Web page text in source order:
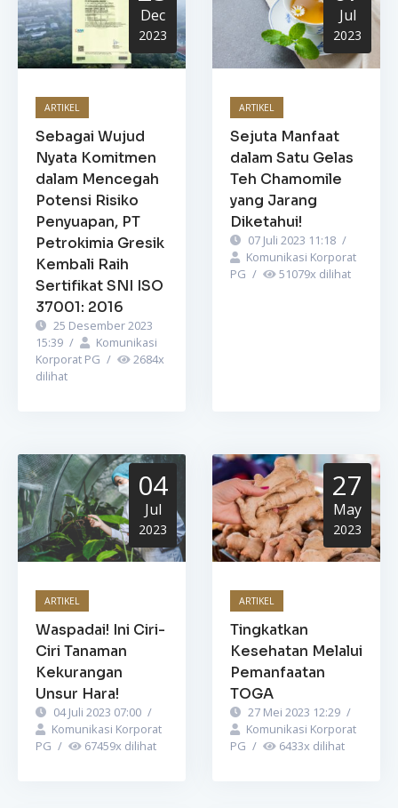
Dec
2023
ARTIKEL
Sebagai Wujud
Nyata Komitmen
dalam Mencegah
Potensi Risiko
Penyuapan, PT
Petrokimia Gresik
Kembali Raih
Sertifikat SNI ISO
37001: 2016
25 Desember 2023
15:39 /
Komunikasi
Korporat PG / 2684x
dilihat
Jul
2023
ARTIKEL
Sejuta Manfaat
dalam Satu Gelas
Teh Chamomile
yang Jarang
Diketahui!
07 Juli 2023 11:18 /
Komunikasi Korporat
PG / 51079x dilihat
04
Jul
2023
ARTIKEL
Waspadai! Ini Ciri-
Ciri Tanaman
Kekurangan
Unsur Hara!
04 Juli 2023 07:00 /
Komunikasi Korporat
PG / 67459x dilihat
27
May
2023
ARTIKEL
Tingkatkan
Kesehatan Melalui
Pemanfaatan
TOGA
27 Mei 2023 12:29 /
Komunikasi Korporat
PG / 6433x dilihat